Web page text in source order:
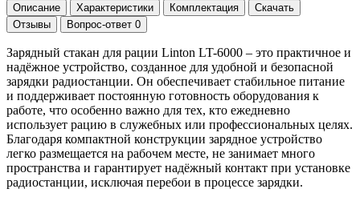
Описание
Характеристики Комплектация
Скачать
Отзывы
Вопрос-ответ 0
Зарядный стакан для рации Linton LT-6000 – это практичное и
надёжное устройство, созданное для удобной и безопасной
зарядки радиостанции. Он обеспечивает стабильное питание
и поддерживает постоянную готовность оборудования к
работе, что особенно важно для тех, кто ежедневно
использует рацию в служебных или профессиональных целях.
Благодаря компактной конструкции зарядное устройство
легко размещается на рабочем месте, не занимает много
пространства и гарантирует надёжный контакт при установке
радиостанции, исключая перебои в процессе зарядки.